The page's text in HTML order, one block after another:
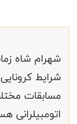
شهرام شاه
شرایط
مسابقات
اتومبیلرانی